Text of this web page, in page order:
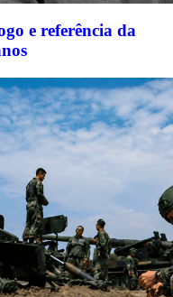
e referência da